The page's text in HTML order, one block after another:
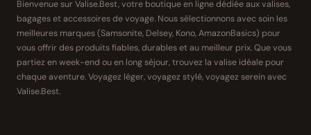
Bienvenue sur Valise.Best, votre boutique en ligne dédiée aux valises,
bagages et accessoires de voyage. Nous sélectionnons avec soin les
meilleures marques (Samsonite, Delsey, Kono, AmazonBasics) pour
vous offrir des produits fiables, durables et au meilleur prix. Que vous
partiez en week-end ou en long séjour, trouvez la valise idéale pour
chaque aventure. Voyagez léger, voyagez stylé, voyagez serein avec
Valise.Best.